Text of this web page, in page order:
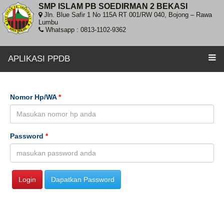
SMP ISLAM PB SOEDIRMAN 2 BEKASI
Jln. Blue Safir 1 No 115A RT 001/RW 040, Bojong – Rawa
Lumbu
Whatsapp : 0813-1102-9362
APLIKASI PPDB
Nomor Hp/WA*
Password *
Login Dapatkan Password